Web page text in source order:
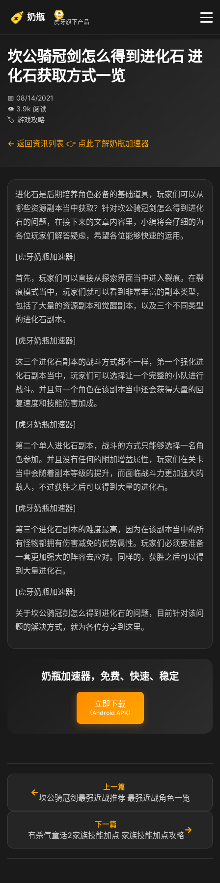
奶瓶 虎牙旗下产品
坎公骑冠剑怎么得到进化石 进
化石获取方式一览
📅 08/14/2021
👁 3.9k 阅读
🏷 游戏攻略
← 返回资讯列表 👉 点此了解奶瓶加速器
进化石是后期培养角色必备的基础道具，玩家们可以从
哪些资源副本当中获取？针对坎公骑冠剑怎么得到进化
石的问题，在接下来的文章内容里，小编将会仔细的为
各位玩家们解答疑虑，希望各位能够快速的运用。
[虎牙奶瓶加速器]
首先，玩家们可以直接从探索界面当中进入裂痕。在裂
痕模式当中，玩家们就可以看到非常丰富的副本类型，
包括了大量的资源副本和觉醒副本，以及三个不同类型
的进化石副本。
[虎牙奶瓶加速器]
这三个进化石副本的战斗方式都不一样，第一个强化进
化石副本当中，玩家们可以选择让一个完整的小队进行
战斗。并且每一个角色在该副本当中还会获得大量的回
复速度和技能伤害加成。
[虎牙奶瓶加速器]
第二个单人进化石副本，战斗的方式只能够选择一名角
色参加。并且没有任何的附加增益属性，玩家们在关卡
当中会随着副本等级的提升，而面临战斗力更加强大的
敌人，不过获胜之后可以得到大量的进化石。
[虎牙奶瓶加速器]
第三个进化石副本的难度最高，因为在该副本当中的所
有怪物都拥有伤害减免的优势属性。玩家们必须要准备
一套更加强大的阵容去应对。同样的，获胜之后可以得
到大量进化石。
[虎牙奶瓶加速器]
关于坎公骑冠剑怎么得到进化石的问题，目前针对该问
题的解决方式，就为各位分享到这里。
奶瓶加速器，免费、快速、稳定
立即下载
（Android APK）
←
上一篇
坎公骑冠剑最强近战推荐 最强近战角色一览
下一篇
有杀气童话2家族技能加点 家族技能加点攻略
→